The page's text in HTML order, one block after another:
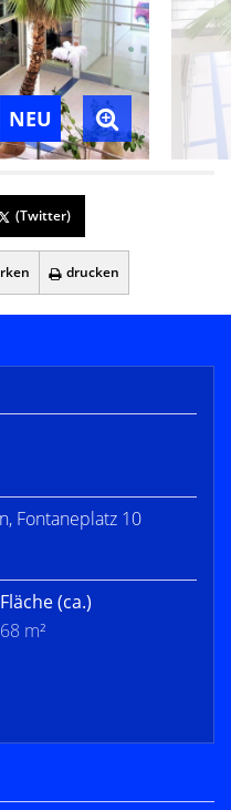
NEU
(Twitter)
drucken
Fontaneplatz 10
Fläche(ca.)
68 m²